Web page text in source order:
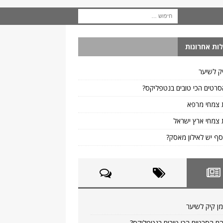
אחרונות
לשיער
הכי טובים בנטפליקס?
צמחי מרפא
צמחי ארץ ישראל
יש לאילון מאסק?
קיק לשיער